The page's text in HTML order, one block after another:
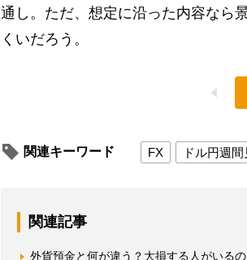
通し。ただ、想定に沿った内容なら
くいだろう。
関連キーワード FX ドル円週
関連記事
外貨預金と何が違う？大損する人がいる